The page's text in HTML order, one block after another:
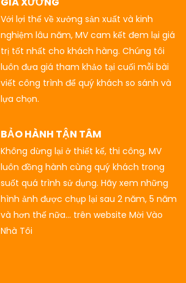
Với lợi thế về xưởng sản xuất và kinh
nghiệm lâu năm, MV cam kết đem lại giá
trị tốt nhất cho khách hàng. Chúng tôi
luôn đưa giá tham khảo tại cuối mỗi bài
viết công trình để quý khách so sánh và
lựa chọn.
BẢO HÀNH TẬN TÂM
Không dừng lại ở thiết kế, thi công, MV
luôn đồng hành cùng quý khách trong
suốt quá trình sử dụng. Hãy xem những
hình ảnh được chụp lại sau 2 năm, 5 năm
và hơn thế nữa… trên website Mời Vào
Nhà Tôi